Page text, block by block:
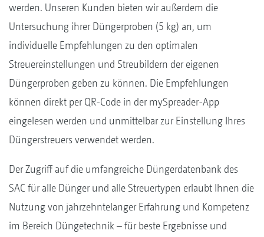
werden. Unseren Kunden bieten wir außerdem die
Untersuchung ihrer Düngerproben (5 kg) an, um
individuelle Empfehlungen zu den optimalen
Streuereinstellungen und Streubildern der eigenen
Düngerproben geben zu können. Die Empfehlungen
können direkt per QR-Code in der mySpreader-App
eingelesen werden und unmittelbar zur Einstellung Ihres
Düngerstreuers verwendet werden.
Der Zugriff auf die umfangreiche Düngerdatenbank des
SAC für alle Dünger und alle Streuertypen erlaubt Ihnen die
Nutzung von jahrzehntelanger Erfahrung und Kompetenz
im Bereich Düngetechnik – für beste Ergebnisse und